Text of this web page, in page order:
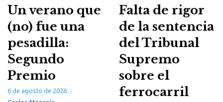
Un verano que
(no) fue una
pesadilla:
Segundo
Premio
6 de agosto de 2026
Falta de rigor
de la sentencia
del Tribunal
Supremo
sobre el
ferrocarril